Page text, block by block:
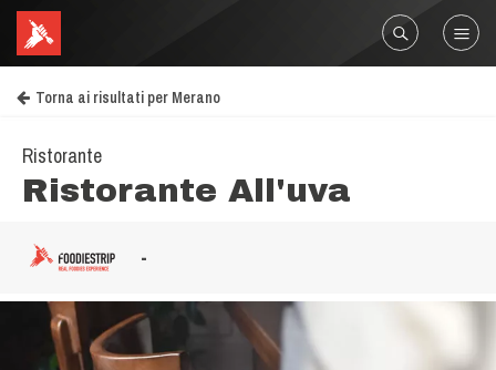
Torna ai risultati per Merano
Ristorante
Ristorante All'uva
-